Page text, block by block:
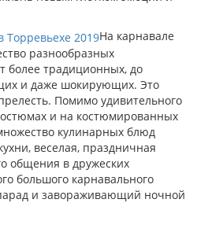
На карнавале
разнообразных
более традиционных, до
и даже шокирующих. Это
Помимо удивительного
и на костюмированных
кулинарных блюд
веселая, праздничная
общения в дружеских
большого карнавального
и завораживающий ночной